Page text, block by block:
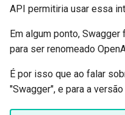
API permitiria usar essa
Em algum ponto, Swagger
para ser renomeado
É por isso que ao falar
"Swagger", e para a